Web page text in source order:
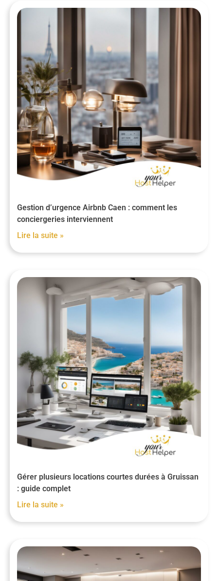
Gestion d’urgence Airbnb Caen : comment les
conciergeries interviennent
Lire la suite »
Gérer plusieurs locations courtes durées à Gruissan
: guide complet
Lire la suite »